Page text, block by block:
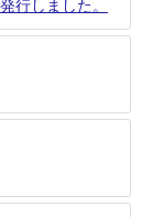
行しました。